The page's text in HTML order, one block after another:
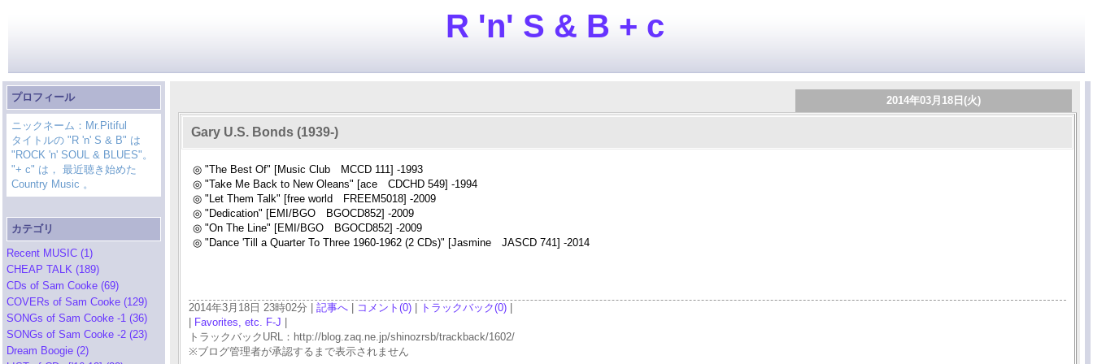
R 'n' S & B + c
プロフィール
ニックネーム：Mr.Pitiful
タイトルの "R 'n' S & B" は
"ROCK 'n' SOUL & BLUES"。
"+ c" は， 最近聴き始めた
Country Music 。
カテゴリ
Recent MUSIC (1)
CHEAP TALK (189)
CDs of Sam Cooke (69)
COVERs of Sam Cooke (129)
SONGs of Sam Cooke -1 (36)
SONGs of Sam Cooke -2 (23)
Dream Boogie (2)
2014年03月18日(火)
Gary U.S. Bonds (1939-)
◎ "The Best Of" [Music Club MCCD 111] -1993
◎ "Take Me Back to New Oleans" [ace CDCHD 549] -1994
◎ "Let Them Talk" [free world FREEM5018] -2009
◎ "Dedication" [EMI/BGO BGOCD852] -2009
◎ "On The Line" [EMI/BGO BGOCD852] -2009
◎ "Dance 'Till a Quarter To Three 1960-1962 (2 CDs)" [Jasmine JASCD 741] -2014
2014年3月18日 23時02分 | 記事へ コメント(0) トラックバック(0)
Favorites, etc. F-J
トラックバックURL：http://blog.zaq.ne.jp/shinozrsb/trackback/1602/
※ブログ管理者が承認するまで表示されません